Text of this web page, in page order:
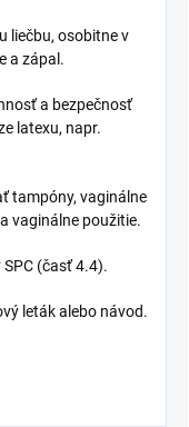
liečbu, osobitne v
a zápal.
a bezpečnosť
latexu, napr.
tampóny, vaginálne
vaginálne použitie.
(časť 4.4).
leták alebo návod.